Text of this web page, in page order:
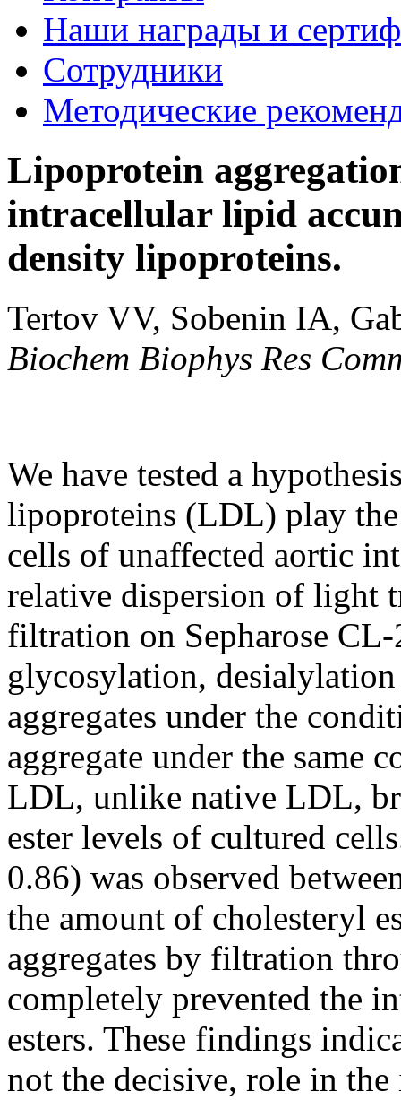
Наши награды и
Сотрудники
Методические
Lipoprotein
intracellular lipid
density lipoproteins.
Tertov VV, Sobenin IA,
Biochem Biophys Res
We have tested a
lipoproteins (LDL) play
cells of unaffected aortic
relative dispersion of light
filtration on Sepharose
glycosylation,
aggregates under the
aggregate under the same
LDL, unlike native LDL,
ester levels of cultured
0.86) was observed
the amount of cholesteryl
aggregates by filtration
completely prevented the
esters. These findings
not the decisive, role in